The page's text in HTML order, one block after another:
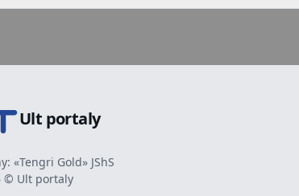
Ult portaly
«Tengri Gold» JShS
© Ult portaly